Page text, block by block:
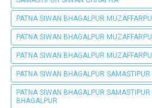
PATNA SIWAN BHAGALPUR
PATNA SIWAN BHAGALPUR
PATNA SIWAN BHAGALPUR
PATNA SIWAN BHAGALPUR
PATNA SIWAN BHAGALPUR
BHAGALPUR